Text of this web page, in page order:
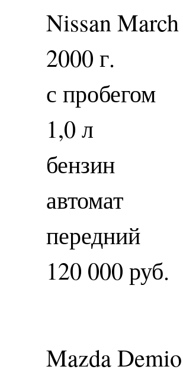
Nissan March
2000 г.
с пробегом
1,0 л
бензин
автомат
передний
120 000 руб.
Mazda Demio